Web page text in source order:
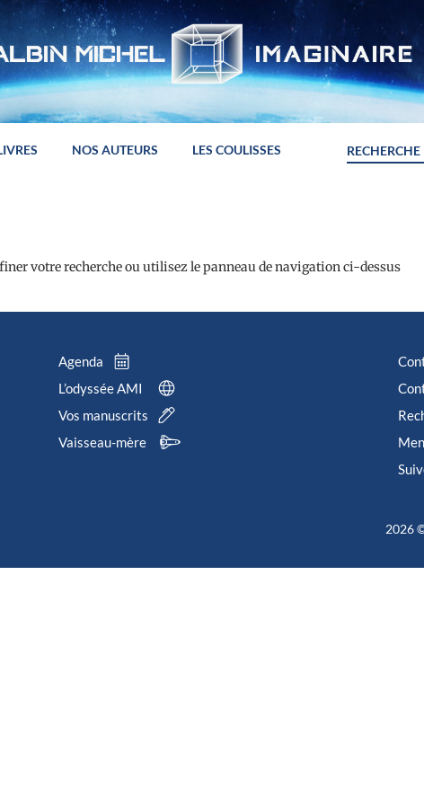
NOS AUTEURS LES COULISSES
votre recherche ou utilisez le panneau de navigation ci-dessus
Agenda
L’odyssée AMI
Vos manuscrits
Vaisseau-mère
2026